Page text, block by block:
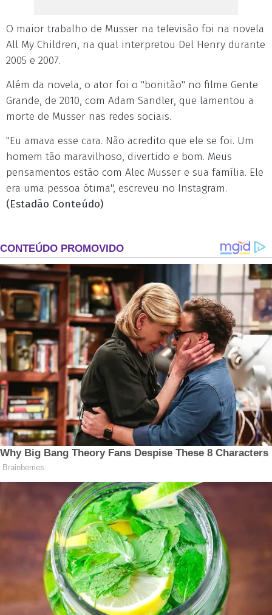
O maior trabalho de Musser na televisão foi na novela
All My Children, na qual interpretou Del Henry durante
2005 e 2007.
Além da novela, o ator foi o "bonitão" no filme Gente
Grande, de 2010, com Adam Sandler, que lamentou a
morte de Musser nas redes sociais.
"Eu amava esse cara. Não acredito que ele se foi. Um
homem tão maravilhoso, divertido e bom. Meus
pensamentos estão com Alec Musser e sua família. Ele
era uma pessoa ótima", escreveu no Instagram.
(Estadão Conteúdo)